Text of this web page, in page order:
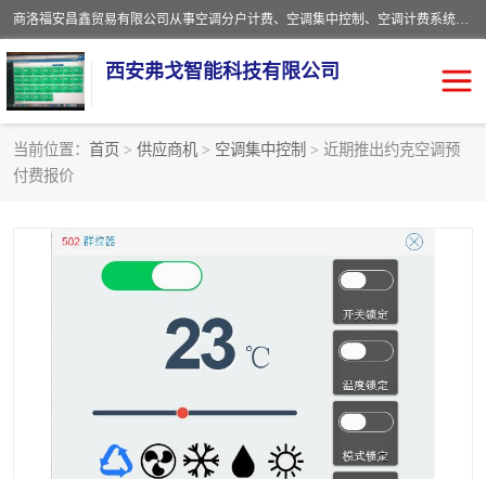
商洛福安昌鑫贸易有限公司从事空调分户计费、空调集中控制、空调计费系统、空调远程控制、中央空调分户计费、中央空调集中控制等产品的销售与安装。。语音控制，解放双手，让用户畅享安全、健康、便利、舒适、节能、愉悦的物联网智慧生活，我们竭诚为您提供住宅、别墅、公寓的智能家居化、智能办公化，智能酒店的解决方案。
西安弗戈智能科技有限公司
当前位置： 首页 > 供应商机 > 空调集中控制 > 近期推出约克空调预
付费报价
中央空调集中控制
中央空调分户计费
空调计费系统 空调分户计费
中央空调计费系统 空调分户计费系统